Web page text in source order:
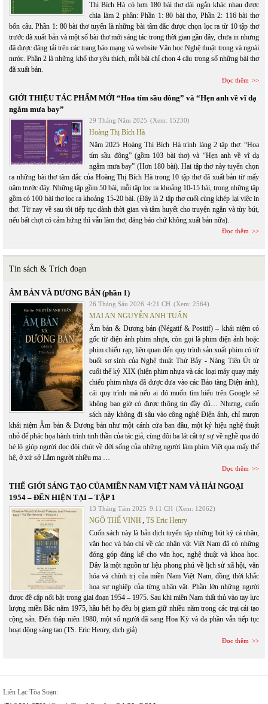
Thị Bích Hà có hơn 180 bài thơ dài ngắn khác nhau được
chia làm 2 phần: Phần 1: 80 bài thơ, Phần 2: 116 bài thơ
bốn câu. Phần 1: 80 bài thơ tuyển là những bài tâm đắc được chọn lọc ra từ 10 tập thơ
trước đã xuất bản và một số bài thơ mới sáng tác trong thời gian gần đây, chưa in nhưng
đã được đăng tải trên các trang báo mạng và website Văn học Nghệ thuật trong và ngoài
nước. Phần 2 là những khổ thơ yêu thích, mỗi bài chỉ chon 4 câu trong số những bài thơ
đã xuất bản.
Đọc thêm
GIỚI THIỆU TÁC PHẨM MỚI “Hoa tím sầu đông” và “Hẹn anh về vĩ dạ
ngắm mưa bay”
29 Tháng Năm 2025 (Xem: 15230)
Hoàng Thị Bích Hà
Năm 2025 Hoàng Thị Bích Hà trình làng 2 tập thơ: “Hoa
tím sầu đông” (gồm 103 bài thơ) và “Hẹn anh về vĩ dạ
ngắm mưa bay” (Hơn 180 bài). Hai tập thơ này tuyển chọn
ra những bài thơ tâm đắc của Hoàng Thị Bích Hà trong 10 tập thơ đã xuất bản từ mấy
năm trước đây. Những tập gồm 50 bài, mỗi tập lọc ra khoảng 10-15 bài, trong những tập
gồm có 100 bài thơ lọc ra khoảng 15-20 bài. (Đây là 2 tập thơ cuối cùng khép lại việc in
thơ. Từ nay về sau tôi tiếp tục dành thời gian và tâm huyết cho truyện ngắn và tùy bút,
nếu bất chợt có cảm hứng thì vẫn làm thơ, đăng báo chứ không xuất bản nữa).
Đọc thêm
Tin sách & Trích đoạn
ÂM BẢN VÀ DƯƠNG BẢN (phần 1)
26 Tháng Sáu 2026 4:21 CH (Xem: 2564)
MAI AN NGUYỄN ANH TUẤN
Âm bản & Dương bản (Négatif & Positif) – khái niệm có
gốc từ điện ảnh phim nhựa, còn gọi là phim điện ảnh hoặc
phim chiếu rạp, liên quan đến quy trình sản xuất phim có từ
buổi sơ sinh của Nghệ thuật Thứ Bảy - Nàng Tiên Út từ
cuối thế kỷ XIX (hiện phim nhựa và các loại máy quay máy
chiếu phim nhựa đã được đưa vào các Bảo tàng Điện ảnh),
cái quy trình mà nếu ai đó muốn tìm hiểu trên Google sẽ
không bao giờ có được thông tin đầy đủ… Nhưng, cuốn
sách này không đi sâu vào công nghệ Điện ảnh, chỉ mượn
khái niệm Âm bản & Dương bản như một cánh cửa ban đầu, một ký hiệu nghệ thuật
nhỏ để phác họa hành trình tinh thần của tác giả, cùng đôi ba lát cắt tự sự về nghề qua đó
hé lộ giúp người đọc đôi chút về đời sống của những người làm phim Việt qua mấy thế
hệ, ở xứ sở Lắm người nhiều ma …
Đọc thêm
THẾ GIỚI SÁNG TẠO CỦA MIỀN NAM VIỆT NAM VÀ HẢI NGOẠI
1954 – ĐẾN HIỆN TẠI – TẬP 1
13 Tháng Tám 2025 9:11 CH (Xem: 12062)
NGÔ THẾ VINH, TS Eric Henry
Cuốn sách này là bản dịch tuyển tập những bút ký cá nhân,
văn học và báo chí về các nhân vật Việt Nam đã có những
đóng góp đáng kể cho văn học, nghệ thuật và khoa học.
Đây là một nguồn tư liệu phong phú về lịch sử xã hội, văn
hóa và chính trị của miền Nam Việt Nam, đồng thời khắc
họa sự nghiệp của từng nhân vật. Phần lớn những người
được đề cập nổi bật trong giai đoạn 1954 – 1975. Sau khi miền Nam thất thủ vào tay lực
lượng miền Bắc năm 1975, hầu hết họ đều bị giam giữ nhiều năm trong các trại cải tạo
cộng sản. Đến thập niên 1980, một số người đã sang Hoa Kỳ và đa phần vẫn tiếp tục
hoạt động sáng tạo.(TS. Eric Henry, dịch giả)
Đọc thêm
Liên Lạc Tòa Soạn: